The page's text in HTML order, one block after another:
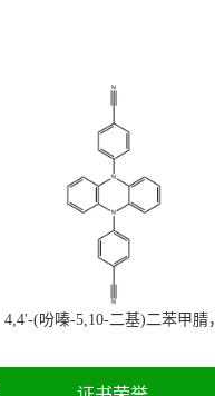
4,4'-(吩嗪-5,10-二基)二苯甲腈